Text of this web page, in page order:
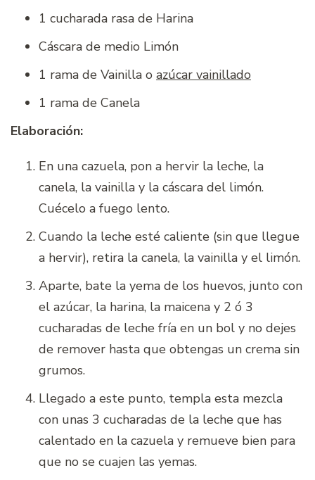
1 cucharada rasa de Harina
Cáscara de medio Limón
1 rama de Vainilla o azúcar vainillado
1 rama de Canela
Elaboración:
En una cazuela, pon a hervir la leche, la
canela, la vainilla y la cáscara del limón.
Cuécelo a fuego lento.
Cuando la leche esté caliente (sin que llegue
a hervir), retira la canela, la vainilla y el limón.
Aparte, bate la yema de los huevos, junto con
el azúcar, la harina, la maicena y 2 ó 3
cucharadas de leche fría en un bol y no dejes
de remover hasta que obtengas un crema sin
grumos.
Llegado a este punto, templa esta mezcla
con unas 3 cucharadas de la leche que has
calentado en la cazuela y remueve bien para
que no se cuajen las yemas.